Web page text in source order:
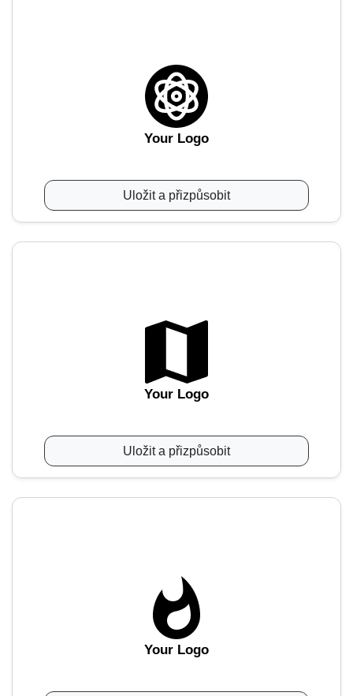
Your Logo
Uložit a přizpůsobit
Your Logo
Uložit a přizpůsobit
Your Logo